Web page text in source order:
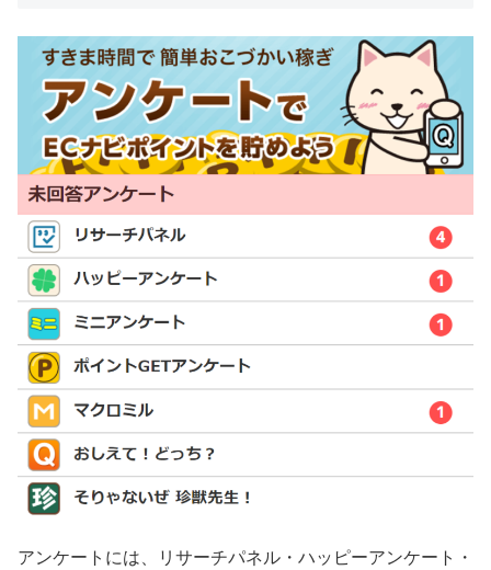
アンケートには、リサーチパネル・ハッピーアンケート・